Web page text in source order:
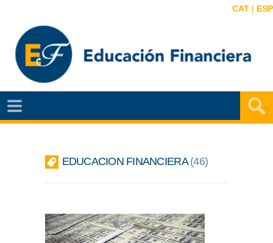
CAT | ESP
NOTÍCIAS
AGENDA
EDUCACION FINANCIERA 46